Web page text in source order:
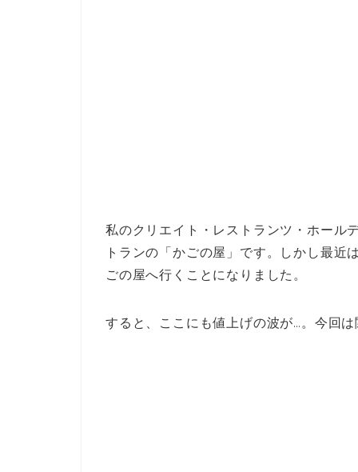
私のクリエイト・レストランツ・ホール
トランの「かごの屋」です。しかし最
ごの屋へ行くことになりました。
すると、ここにも値上げの波が…。今回